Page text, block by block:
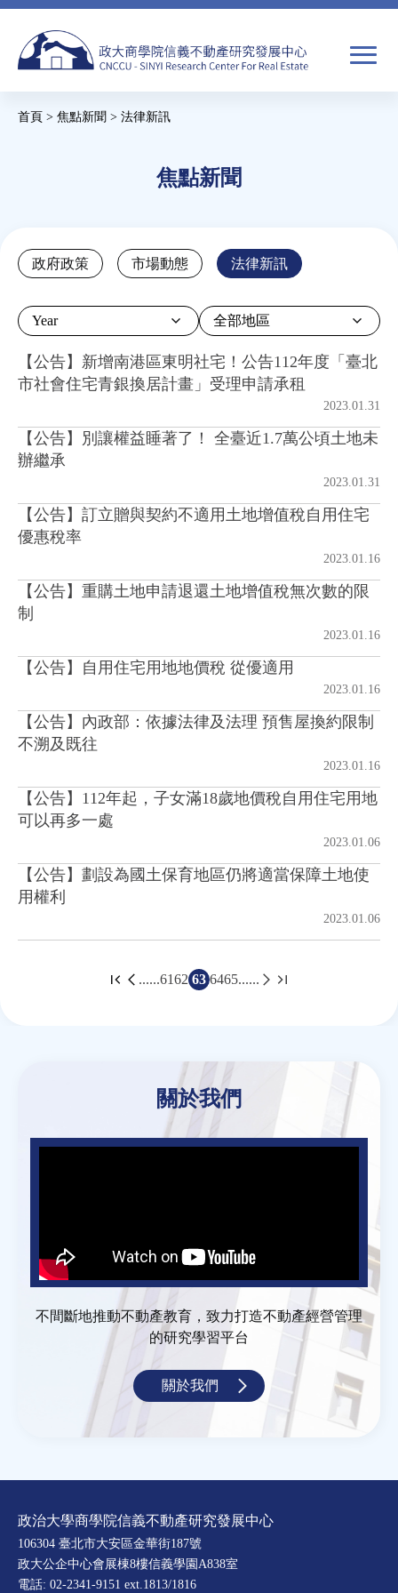
Jump
navigation
搜
焦點新聞
研究獎勵
房地產年鑑
首頁 > 焦點新聞 > 法律新訊
焦點新聞
Back
to
政府政策 市場動態 法律新訊
【公告】新增南港區東明社宅！公告112年度「臺北
市社會住宅青銀換居計畫」受理申請承租
2023.01.31
【公告】別讓權益睡著了！ 全臺近1.7萬公頃土地未
辦繼承
2023.01.31
【公告】訂立贈與契約不適用土地增值稅自用住宅
優惠稅率
2023.01.16
【公告】重購土地申請退還土地增值稅無次數的限
制
2023.01.16
【公告】自用住宅用地地價稅 從優適用
2023.01.16
【公告】內政部：依據法律及法理 預售屋換約限制
不溯及既往
2023.01.16
【公告】112年起，子女滿18歲地價稅自用住宅用地
可以再多一處
2023.01.06
【公告】劃設為國土保育地區仍將適當保障土地使
用權利
2023.01.06
......6162 63 6465......
關於我們
不間斷地推動不動產教育，致力打造不動產經營管理
的研究學習平台
關於我們
政治大學商學院信義不動產研究發展中心
106304 臺北市大安區金華街187號
政大公企中心會展棟8樓信義學園A838室
電話: 02-2341-9151 ext.1813/1816